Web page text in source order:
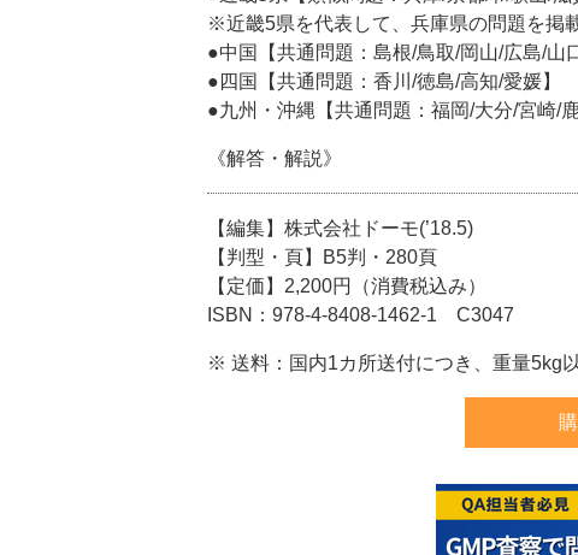
※近畿5県を代表して、兵庫県の問題を掲
●中国【共通問題：島根/鳥取/岡山/広島/山
●四国【共通問題：香川/徳島/高知/愛媛】
●九州・沖縄【共通問題：福岡/大分/宮崎/
《解答・解説》
【編集】株式会社ドーモ(’18.5)
【判型・頁】B5判・280頁
【定価】2,200円（消費税込み）
ISBN：978-4-8408-1462-1 C3047
※ 送料：国内1カ所送付につき、重量5kg